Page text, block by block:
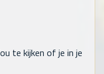
te kijken of je in je